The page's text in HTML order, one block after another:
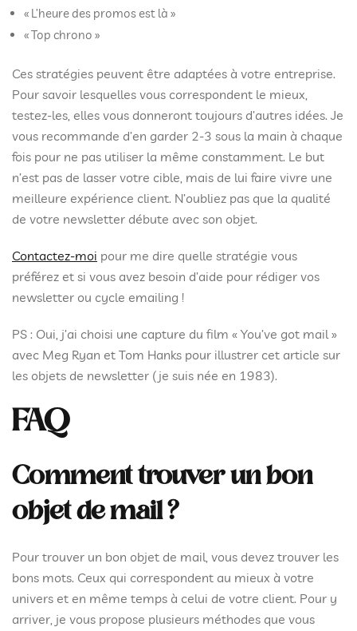
« L’heure des promos est là »
« Top chrono »
Ces stratégies peuvent être adaptées à votre entreprise.
Pour savoir lesquelles vous correspondent le mieux,
testez-les, elles vous donneront toujours d’autres idées. Je
vous recommande d’en garder 2-3 sous la main à chaque
fois pour ne pas utiliser la même constamment. Le but
n’est pas de lasser votre cible, mais de lui faire vivre une
meilleure expérience client. N’oubliez pas que la qualité
de votre newsletter débute avec son objet.
Contactez-moi pour me dire quelle stratégie vous
préférez et si vous avez besoin d’aide pour rédiger vos
newsletter ou cycle emailing !
PS : Oui, j’ai choisi une capture du film « You’ve got mail »
avec Meg Ryan et Tom Hanks pour illustrer cet article sur
les objets de newsletter (je suis née en 1983).
FAQ
Comment trouver un bon
objet de mail ?
Pour trouver un bon objet de mail, vous devez trouver les
bons mots. Ceux qui correspondent au mieux à votre
univers et en même temps à celui de votre client. Pour y
arriver, je vous propose plusieurs méthodes que vous